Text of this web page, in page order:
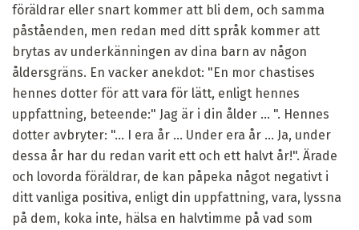
föräldrar eller snart kommer att bli dem, och samma
påståenden, men redan med ditt språk kommer att
brytas av underkänningen av dina barn av någon
åldersgräns. En vacker anekdot: "En mor chastises
hennes dotter för att vara för lätt, enligt hennes
uppfattning, beteende:" Jag är i din ålder ... ". Hennes
dotter avbryter: "... I era år ... Under era år ... Ja, under
dessa år har du redan varit ett och ett halvt år!". Ärade
och lovorda föräldrar, de kan påpeka något negativt i
ditt vanliga positiva, enligt din uppfattning, vara, lyssna
på dem, koka inte, hälsa en halvtimme på vad som